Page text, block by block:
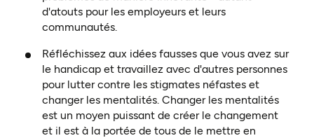
d'atouts pour les employeurs et leurs
communautés.
Réfléchissez aux idées fausses que vous avez sur
le handicap et travaillez avec d'autres personnes
pour lutter contre les stigmates néfastes et
changer les mentalités. Changer les mentalités
est un moyen puissant de créer le changement
et il est à la portée de tous de le mettre en